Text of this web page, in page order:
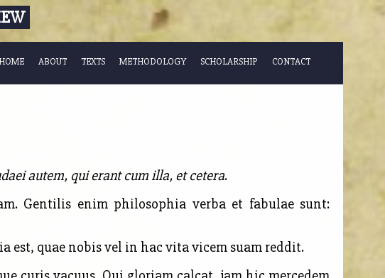
HOME ABOUT TEXTS METHODOLOGY SCHOLARSHIP CONTACT
autem, qui erant cum illa, et cetera.
Gentilis enim philosophia verba et fabulae sunt:
est, quae nobis vel in hac vita vicem suam reddit.